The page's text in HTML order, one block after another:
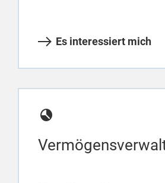
Es interessiert mich